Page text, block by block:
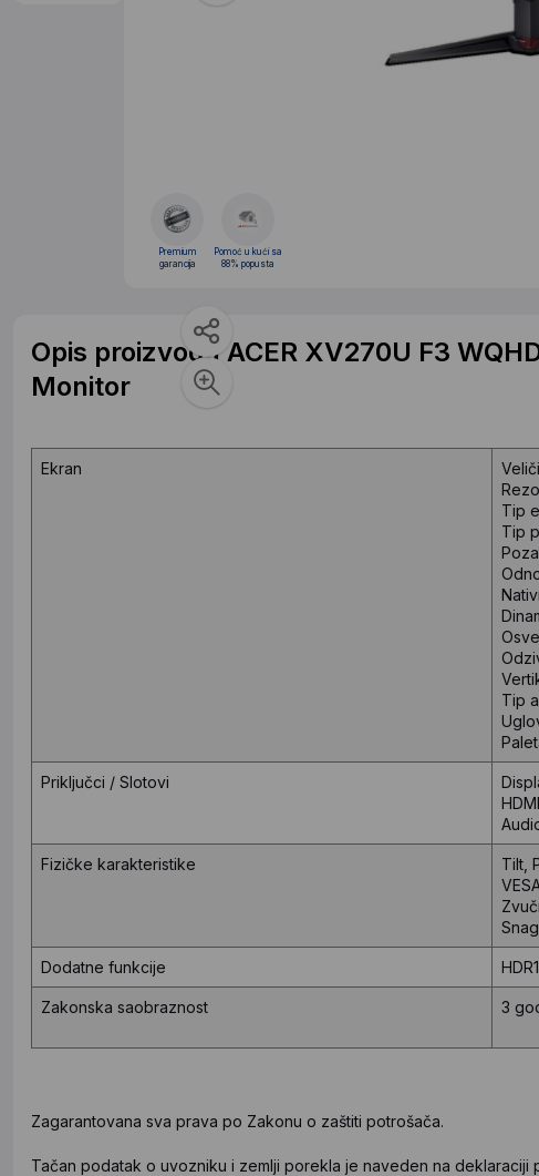
Premium
garancija
Pomoć u kući sa
88% popusta
Opis proizvoda ACER XV270U F3
Monitor
Ekran
Tip
Tip
Tip
Priključci / Slotovi
Fizičke karakteristike
Tilt,
Dodatne funkcije
Zakonska saobraznost 3
Zagarantovana sva prava po Zakonu o zaštiti potrošača.
Tačan podatak o uvozniku i zemlji porekla je naveden na deklaraciji